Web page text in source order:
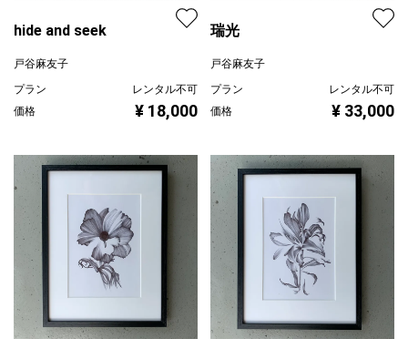
hide and seek
戸谷麻友子
プラン
レンタル不可
価格
¥ 18,000
瑞光
戸谷麻友子
プラン
レンタル不可
価格
¥ 33,000